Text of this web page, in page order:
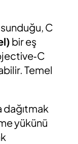
C
bir eş
Temel
dağıtmak
yükünü